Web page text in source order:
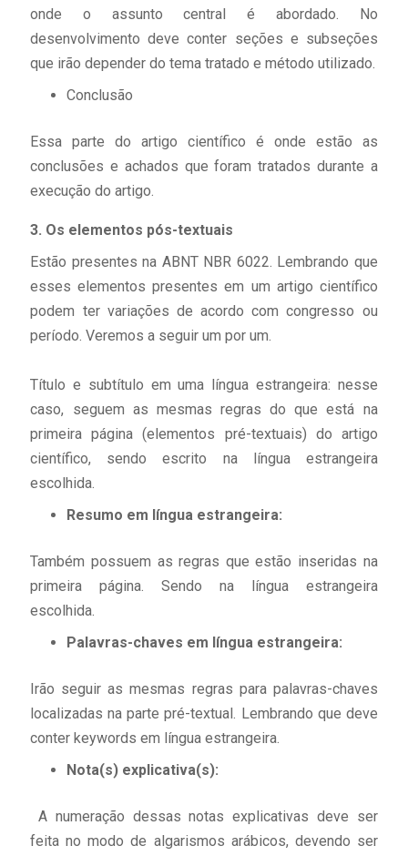
onde o assunto central é abordado. No
desenvolvimento deve conter seções e subseções
que irão depender do tema tratado e método utilizado.
Conclusão
Essa parte do artigo científico é onde estão as
conclusões e achados que foram tratados durante a
execução do artigo.
3. Os elementos pós-textuais
Estão presentes na ABNT NBR 6022. Lembrando que
esses elementos presentes em um artigo científico
podem ter variações de acordo com congresso ou
período. Veremos a seguir um por um.
Título e subtítulo em uma língua estrangeira: nesse
caso, seguem as mesmas regras do que está na
primeira página (elementos pré-textuais) do artigo
científico, sendo escrito na língua estrangeira
escolhida.
Resumo em língua estrangeira:
Também possuem as regras que estão inseridas na
primeira página. Sendo na língua estrangeira
escolhida.
Palavras-chaves em língua estrangeira:
Irão seguir as mesmas regras para palavras-chaves
localizadas na parte pré-textual. Lembrando que deve
conter keywords em língua estrangeira.
Nota(s) explicativa(s):
A numeração dessas notas explicativas deve ser
feita no modo de algarismos arábicos, devendo ser